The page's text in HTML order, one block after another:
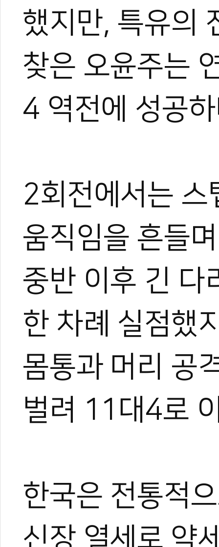
했지만, 특유의
찾은 오윤주는
4 역전에 성공
2회전에서는 스
움직임을 흔들
중반 이후 긴 다
한 차례 실점했
몸통과 머리 공
벌려 11대4로
한국은 전통적
신장 열세로 약